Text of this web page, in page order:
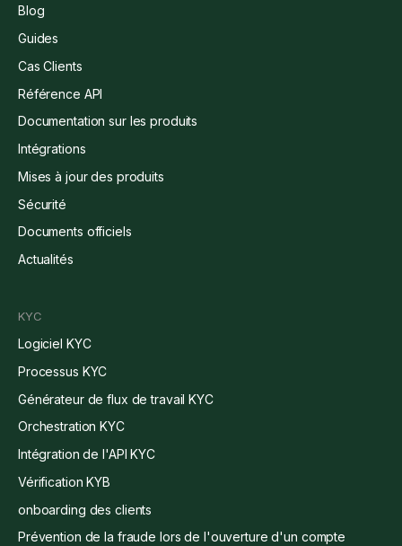
Blog
Guides
Cas Clients
Référence API
Documentation sur les produits
Intégrations
Mises à jour des produits
Sécurité
Documents officiels
Actualités
KYC
Logiciel KYC
Processus KYC
Générateur de flux de travail KYC
Orchestration KYC
Intégration de l'API KYC
Vérification KYB
onboarding des clients
Prévention de la fraude lors de l'ouverture d'un compte